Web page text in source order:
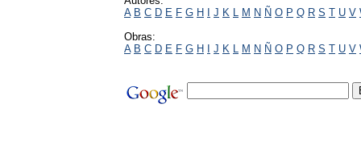
A B C D E F G H I J K L M N Ñ O P Q R S T U V
Obras:
A B C D E F G H I J K L M N Ñ O P Q R S T U V